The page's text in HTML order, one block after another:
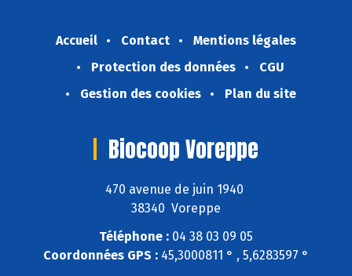
Accueil Contact
Mentions légales
Protection des données
CGU
Gestion des cookies
Plan du site
Biocoop Voreppe
470 avenue de juin 1940
38340 Voreppe
Téléphone : 04 38 03 09 05
Coordonnées GPS : 45,3000811 ° , 5,6283597 °